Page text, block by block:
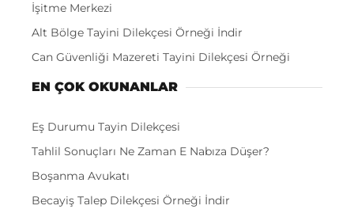
İşitme Merkezi
Alt Bölge Tayini Dilekçesi Örneği İndir
Can Güvenliği Mazereti Tayini Dilekçesi Örneği
EN ÇOK OKUNANLAR
Eş Durumu Tayin Dilekçesi
Tahlil Sonuçları Ne Zaman E Nabıza Düşer?
Boşanma Avukatı
Becayiş Talep Dilekçesi Örneği İndir